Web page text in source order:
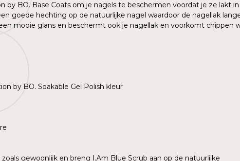
by BO. Base Coats om je nagels te beschermen voordat je ze lakt
goede hechting op de natuurlijke nagel waardoor de nagellak
mooie glans en beschermt ook je nagellak en voorkomt chippen
by BO. Soakable Gel Polish kleur
gewoonlijk en breng I.Am Blue Scrub aan op de natuurlijke